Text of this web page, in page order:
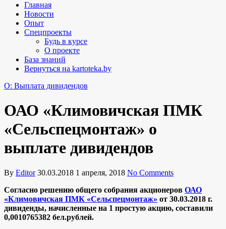
Главная
Новости
Опыт
Спецпроекты
Будь в курсе
О проекте
База знаний
Вернуться на kartoteka.by
O: Выплата дивидендов
ОАО «Климовичская ПМК
«Сельспецмонтаж» о
выплате дивидендов
By Editor 30.03.2018 1 апреля, 2018 No Comments
Согласно решению общего собрания акционеров ОАО
«Климовичская ПМК «Сельспецмонтаж» от 30.03.2018 г.
дивиденды, начисленные на 1 простую акцию, составили
0,0010765382 бел.рублей.